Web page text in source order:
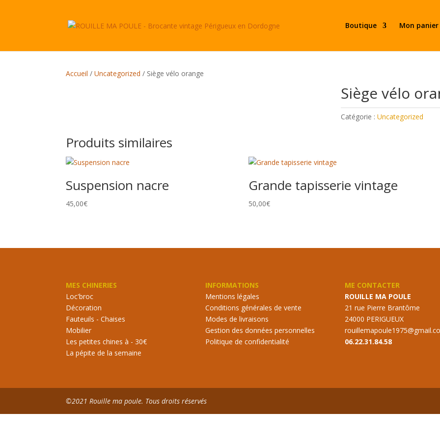
Boutique Mon panier
Accueil /Uncategorized / Siège vélo orange
Siège vélo
Catégorie : Uncategorized
Produits similaires
Suspension nacre
45,00€
Grande tapisserie vintage
50,00€
MES CHINERIES
Loc'broc
Décoration
Fauteuils - Chaises
Mobilier
Les petites chines à - 30€
La pépite de la semaine
INFORMATIONS
Mentions légales
Conditions générales de vente
Modes de livraisons
Gestion des données personnelles
Politique de confidentialité
ME CONTACTER
ROUILLE MA POULE
21 rue Pierre Brantôme
24000 PERIGUEUX
06.22.31.84.58
©2021 Rouille ma poule. Tous droits réservés